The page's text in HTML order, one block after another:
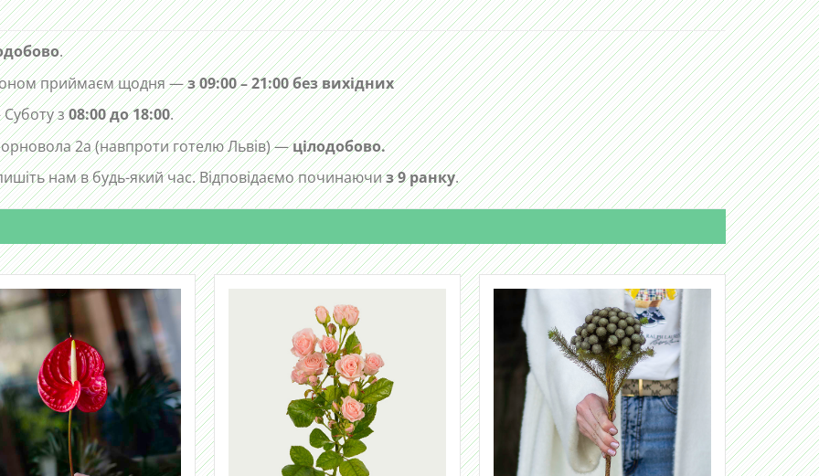
.
приймаєм щодня —з 09:00 – 21:00 без вихідних
Суботу з08:00 до 18:00.
2а (навпроти готелю Львів) —цілодобово.
нам в будь-який час. Відповідаємо починаючиз 9 ранку.